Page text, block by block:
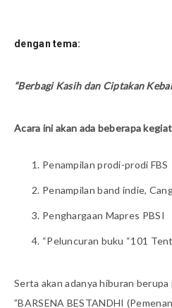
dengan tema:
“Berbagi Kasih dan Ciptakan
Acara ini akan ada beberapa
Penampilan prodi-prodi FBS
Penampilan band indie,
Penghargaan Mapres PBSI
“Peluncuran buku “101
Serta akan adanya hiburan
”BARSENA BESTANDHI